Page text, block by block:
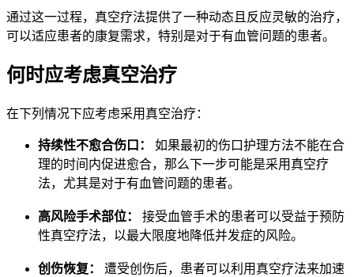
通过这一过程，真空疗法提供了一种动态且反应灵敏的治疗，
可以适应患者的康复需求，特别是对于有血管问题的患者。
何时应考虑真空治疗
在下列情况下应考虑采用真空治疗：
持续性不愈合伤口：
如果最初的伤口护理方法不能在合
理的时间内促进愈合，那么下一步可能是采用真空疗
法，尤其是对于有血管问题的患者。
高风险手术部位：
接受血管手术的患者可以受益于预防
性真空疗法，以最大限度地降低并发症的风险。
创伤恢复：
遭受创伤后，患者可以利用真空疗法来加速